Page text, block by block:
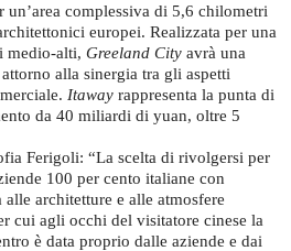
un’area complessiva di 5,6 chilometri
europei. Realizzata per una
medio-alti, Greeland City avrà una
alla sinergia tra gli aspetti
Itaway rappresenta la punta di
da 40 miliardi di yuan, oltre 5
Ferigoli: “La scelta di rivolgersi per
100 per cento italiane con
alle architetture e alle atmosfere
cui agli occhi del visitatore cinese la
è data proprio dalle aziende e dai